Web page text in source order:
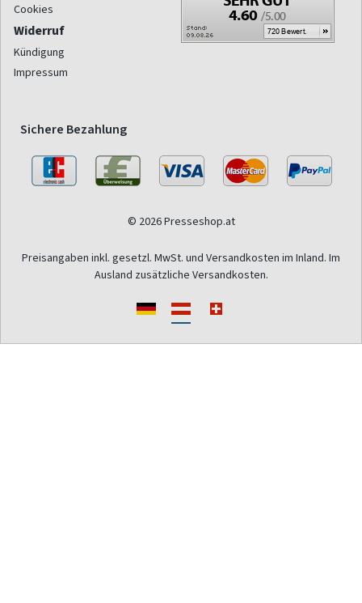
Cookies
Widerruf
Kündigung
Impressum
Sichere Bezahlung
© 2026 Presseshop.at
Preisangaben inkl. gesetzl. MwSt. und Versandkosten im Inland. Im
Ausland zusätzliche Versandkosten.